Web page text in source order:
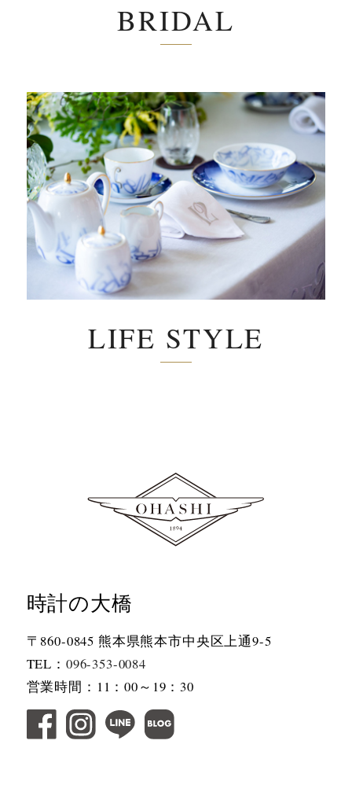
BRIDAL
LIFE STYLE
時計の大橋
〒860-0845 熊本県熊本市中央区上通9-5
TEL： 096-353-0084
営業時間：11：00～19：30